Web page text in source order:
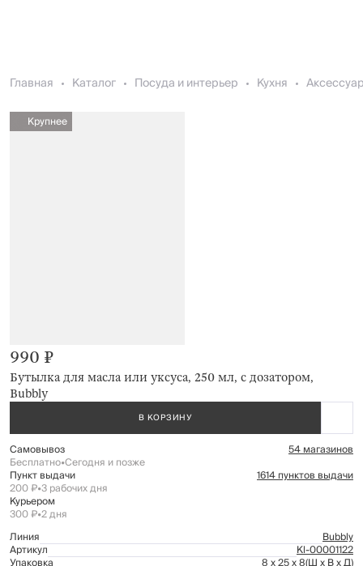
Главная Каталог Посуда и интерьер Кухня
Крупнее
Бутылка для масла или уксуса, 250 мл, с дозатором,
Bubbly
990 ₽
В КОРЗИНУ
Самовывоз 54 магазинов
Бесплатно•Сегодня и позже
Пункт выдачи 1614 пунктов выдачи
200 ₽•3 рабочих дня
Курьером
300 ₽•2 дня
Линия
Bubbly
Артикул Kl-00001122